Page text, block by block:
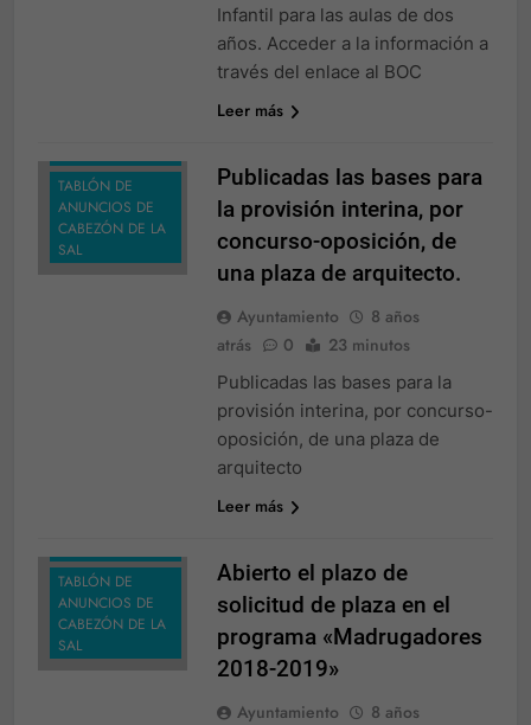
Infantil para las aulas de dos
años. Acceder a la información a
través del enlace al BOC
Leer más
TABLÓN DE
ANUNCIOS DE
CABEZÓN DE LA
SAL
Publicadas las bases para
la provisión interina, por
concurso-oposición, de
una plaza de arquitecto.
Ayuntamiento
8 años
atrás
0 23 minutos
Publicadas las bases para la
provisión interina, por concurso-
oposición, de una plaza de
arquitecto
Leer más
TABLÓN DE
ANUNCIOS DE
CABEZÓN DE LA
SAL
Abierto el plazo de
solicitud de plaza en el
programa «Madrugadores
2018-2019»
Ayuntamiento
8 años